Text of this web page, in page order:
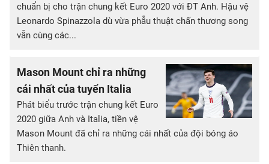
chuẩn bị cho trận chung kết Euro 2020 với ĐT Anh. Hậu vệ
Leonardo Spinazzola dù vừa phẫu thuật chấn thương song
vẫn cùng các...
Mason Mount chỉ ra những
cái nhất của tuyển Italia
Phát biểu trước trận chung kết Euro
2020 giữa Anh và Italia, tiền vệ
Mason Mount đã chỉ ra những cái nhất của đội bóng áo
Thiên thanh.